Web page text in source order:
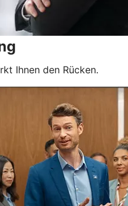
Ihnen den Rücken.